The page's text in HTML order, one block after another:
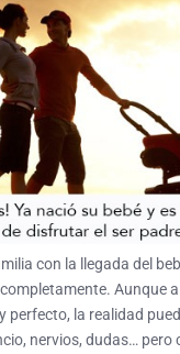
con la llegada del
Aunque
perfecto, la realidad
nervios, dudas… pero